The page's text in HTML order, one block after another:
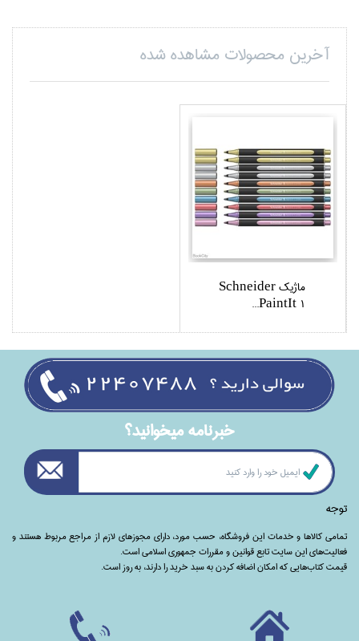
آخرین محصولات مشاهده شده
ماژيك Schneider
PaintIt 1...
خبرنامه ميخوانيد؟
توجه
تمامی‌ کالاها و خدمات این فروشگاه، حسب مورد،‌ دارای مجوزهای لازم از مراجع مربوط هستند ‌و‌‌
فعالیت‌های این سایت تابع قوانین و مقررات جمهوری اسلامی است.
قیمت کتاب‌هایی که امکان اضافه کردن به سبد خرید را دارند،‌ به روز است.